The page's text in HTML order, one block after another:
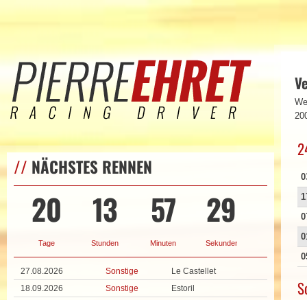
// NÄCHSTES RENNEN
20 13 57 28
Tage Stunden Minuten Sekunden
27.08.2026 Sonstige
Le Castellet
18.09.2026
Sonstige
Estoril